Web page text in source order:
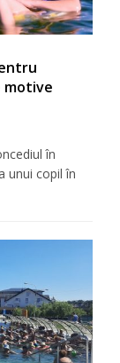
motive
în
unui copil în